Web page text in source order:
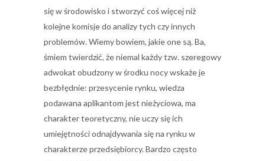
się w środowisko i stworzyć coś więcej niż
kolejne komisje do analizy tych czy innych
problemów. Wiemy bowiem, jakie one są. Ba,
śmiem twierdzić, że niemal każdy tzw. szeregowy
adwokat obudzony w środku nocy wskaże je
bezbłędnie: przesycenie rynku, wiedza
podawana aplikantom jest nieżyciowa, ma
charakter teoretyczny, nie uczy się ich
umiejętności odnajdywania się na rynku w
charakterze przedsiębiorcy. Bardzo często